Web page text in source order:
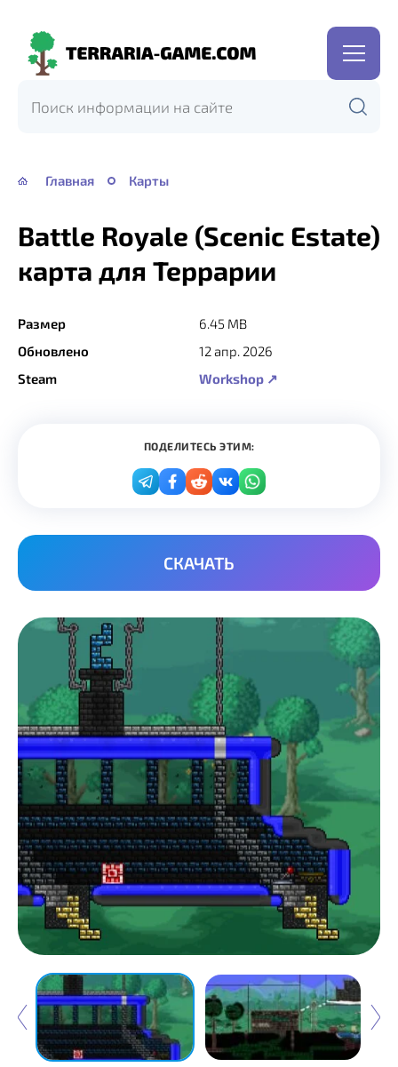
Terraria-
Главная Карты
Battle Royale (Scenic Estate)
карта для Террарии
Размер
6.45 MB
Обновлено
12 апр. 2026
Steam
Workshop ↗
ПОДЕЛИТЕСЬ ЭТИМ:
СКАЧАТЬ